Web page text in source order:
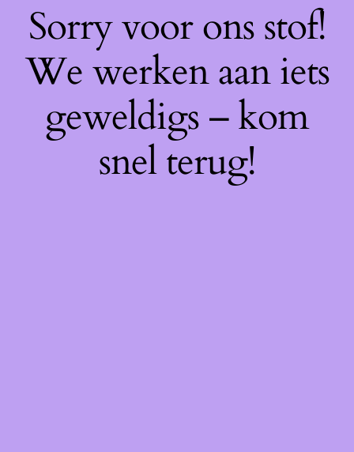
Sorry voor ons stof!
We werken aan iets
geweldigs – kom
snel terug!